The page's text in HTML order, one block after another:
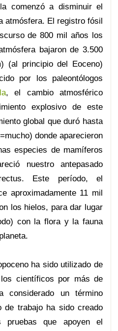
comenzó a disminuir el
atmósfera. El registro fósil
de 800 mil años los
bajaron de 3.500
(al principio del Eoceno)
por los paleontólogos
, el cambio atmosférico
explosivo de este
global que duró hasta
donde aparecieron
especies de mamíferos
nuestro antepasado
Este período, el
aproximadamente 11 mil
los hielos, para dar lugar
con la flora y la fauna
ha sido utilizado de
científicos por más de
considerado un término
de trabajo ha sido creado
pruebas que apoyen el